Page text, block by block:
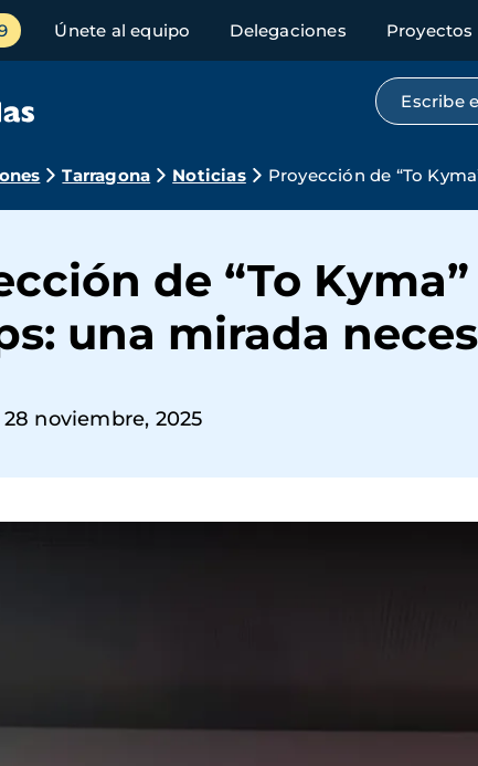
Únete al equipo Delegaciones Proyectos
Tarragona Noticias Proyección de “To
de “To
una mirada
noviembre, 2025